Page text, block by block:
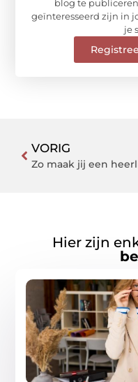
blog te
geïnteresseerd zijn in
je
VORIG
Hier zijn